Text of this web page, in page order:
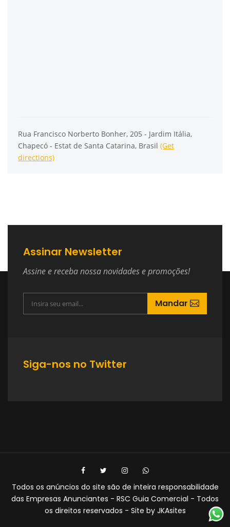
Rua Francisco Norberto Bonher, 205 - Jardim Itália,
Chapecó - Estat de Santa Catarina, Brasil (Get
directions)
Assinar Newsletter
Assine e receba nossa novidades e promoções!
Mandar
Siga-nos no Twitter
Todos os anúncios do site são de inteira responsabilidade
das Empresas Anunciantes - RSC Guia Comercial - Todos
os direitos reservados - Site by JKAsites